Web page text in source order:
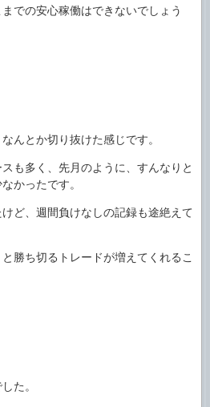
での安心稼働はできないでしょう
んとか切り抜けた感じです。
も多く、先月のように、すんなりと
かったです。
ど、週間負けなしの記録も途絶えて
勝ち切るトレードが増えてくれるこ
た。